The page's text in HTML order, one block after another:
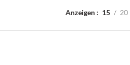
Anzeigen 15 20